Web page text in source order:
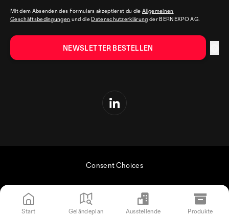
Mit dem Absenden des Formulars akzeptierst du dieAllgemeinen
Geschäftsbedingungen und die Datenschutzerklärung der BERNEXPO AG.
Consent Choices
Start Geländeplan Ausstellende Produkte